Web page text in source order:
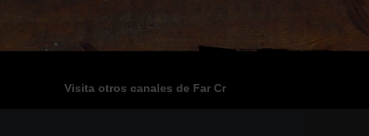
Visita otros canales de Far Cr